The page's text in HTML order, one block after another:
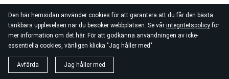
Den här hemsidan använder cookies för att garantera att du får den bästa
tänkbara upplevelsen när du besöker webbplatsen. Se vår integritetspolicyför
mer information om det här. För att godkänna användningen av icke-
essentiella cookies, vänligen klicka "Jag håller med"
Avfärda Jag håller med